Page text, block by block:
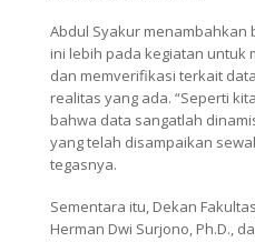
Abdul Syakur menambahkan
ini lebih pada kegiatan untuk
dan memverifikasi terkait
realitas yang ada. “Seperti
bahwa data sangatlah
yang telah disampaikan
tegasnya.
Sementara itu, Dekan
Herman Dwi Surjono, Ph.D.,